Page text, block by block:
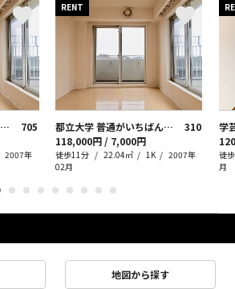
都立大学 普通がいちばん良いんです
705
2007年
RENT
都立大学 普通がいちばん良いんです
310
118,000円 / 7,000円
徒歩11分 22.04㎡ 1K
2007年
02月
徒
月
地図から探す